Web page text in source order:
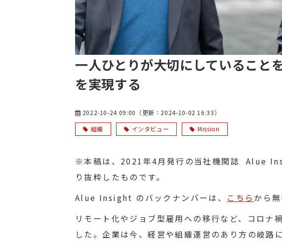
一人ひとりが大切にしていること
を実現する
2022-10-24 09:00 （更新： 2024-10-02 16:33）
組織
インタビュー Mission
※本稿は、2021年4月発行の当社機関誌 Alue
り抜粋したものです。
Alue Insight のバックナンバーは、 こちら から
リモート化やジョブ型雇用への移行など、コロナ
した。企業は今、経営や組織運営のあり方の岐路